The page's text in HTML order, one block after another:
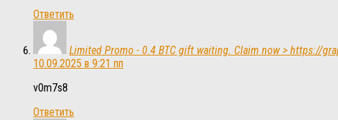
Ответить
Limited Promo - 0.4 BTC gift waiting. Claim now > https://
10.09.2025 в 9:21 пп
v0m7s8
Ответить